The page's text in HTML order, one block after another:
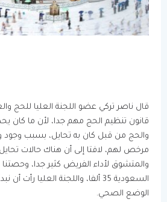
قال ناصر تركي عضو اللجنة العليا للحج
قانون تنظيم الحج مهم جدا، لأن ما كان
والحج من قبل كان به تحايل، بسبب وجود
مرخص لهم، لافتا إلى أن هناك حالات
السعودية 35 ألفا، واللجنة العليا
الوضع الصحي.